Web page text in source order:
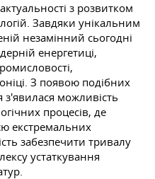
з розвитком
Завдяки унікальним
незамінний сьогодні
енергетиці,
З появою подібних
з'явилася можливість
процесів, де
екстремальних
забезпечити тривалу
устаткування